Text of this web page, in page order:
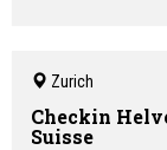
Zurich
Checkin
Suisse